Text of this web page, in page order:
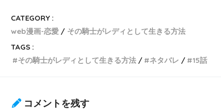
CATEGORY :
web漫画-恋愛
その騎士がレディとして生きる方法
TAGS :
その騎士がレディとして生きる方法
ネタバレ 15話
コメントを残す